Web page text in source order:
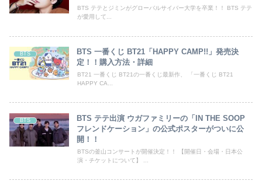
BTS テテとジミンがグローバルサイバー大学を卒業！！ BTS テテ
が愛用して...
BTS
BTS 一番くじ BT21「HAPPY CAMP!!」発売決
定！！購入方法・詳細
BT21 一番くじ BT21の一番くじ最新作、 「一番くじ BT21
HAPPY CA...
BTS
BTS テテ出演 ウガファミリーの「IN THE SOOP
フレンドケーション」の公式ポスターがついに公
開！！
BTSの釜山コンサートが開催決定！！ 【開催日・会場・日本公
演・チケットについて】 ...